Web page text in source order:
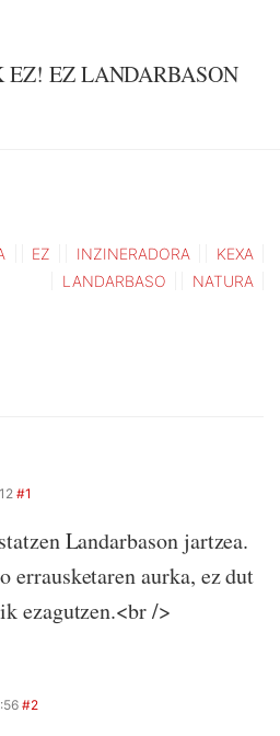
EZ LANDARBASON
EZ INZINERADORA
KEXA
LANDARBASO
NATURA
#1
Landarbason jartzea.
errausketaren aurka, ez dut
ezagutzen.<br />
#2